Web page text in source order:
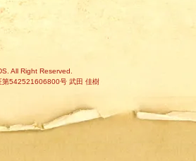
All Right Reserved.
第542521606800号 武田 佳樹